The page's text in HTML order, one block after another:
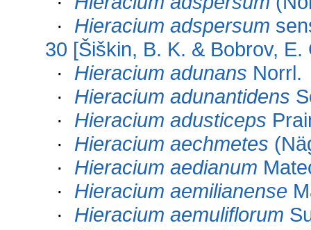
· Hieracium adspersum
30 [Šiškin, B. K. & Bobrov,
· Hieracium adunans Norrl.
· Hieracium adunantidens
· Hieracium adusticeps
· Hieracium aechmetes
· Hieracium aedianum
· Hieracium aemilianense
· Hieracium aemuliflorum